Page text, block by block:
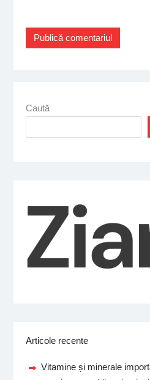
Caută
Articole recente
Vitamine și minerale